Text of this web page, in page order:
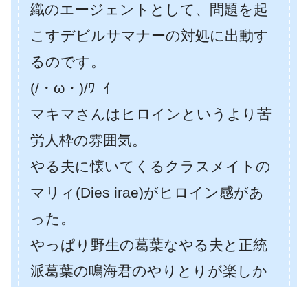
織のエージェントとして、問題を起
こすデビルサマナーの対処に出動す
るのです。
(/・ω・)/ﾜｰｲ
マキマさんはヒロインというより苦
労人枠の雰囲気。
やる夫に懐いてくるクラスメイトの
マリィ(Dies irae)がヒロイン感があ
った。
やっぱり野生の葛葉なやる夫と正統
派葛葉の鳴海君のやりとりが楽しか